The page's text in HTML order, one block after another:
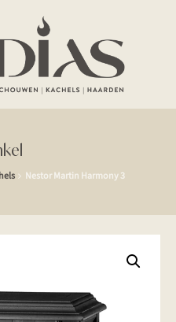
Nestor Martin Harmony 3